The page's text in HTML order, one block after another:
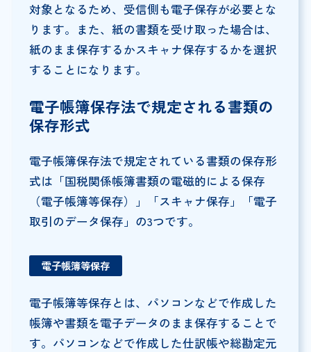
対象となるため、受信側も電子保存が必要とな
ります。また、紙の書類を受け取った場合は、
紙のまま保存するかスキャナ保存するかを選択
することになります。
電子帳簿保存法で規定される書類の
保存形式
電子帳簿保存法で規定されている書類の保存形
式は「国税関係帳簿書類の電磁的による保存
（電子帳簿等保存）」「スキャナ保存」「電子
取引のデータ保存」の3つです。
電子帳簿等保存
電子帳簿等保存とは、パソコンなどで作成した
帳簿や書類を電子データのまま保存することで
す。パソコンなどで作成した仕訳帳や総勘定元